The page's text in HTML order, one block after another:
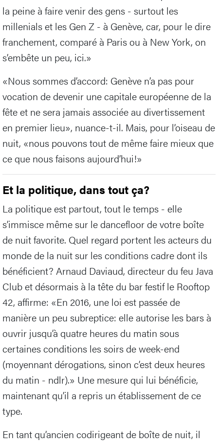
la peine à faire venir des gens - surtout les
millenials et les Gen Z - à Genève, car, pour le dire
franchement, comparé à Paris ou à New York, on
s’embête un peu, ici.»
«Nous sommes d’accord: Genève n’a pas pour
vocation de devenir une capitale européenne de la
fête et ne sera jamais associée au divertissement
en premier lieu», nuance-t-il. Mais, pour l’oiseau de
nuit, «nous pouvons tout de même faire mieux que
ce que nous faisons aujourd’hui!»
Et la politique, dans tout ça?
La politique est partout, tout le temps - elle
s’immisce même sur le dancefloor de votre boîte
de nuit favorite. Quel regard portent les acteurs du
monde de la nuit sur les conditions cadre dont ils
bénéficient? Arnaud Daviaud, directeur du feu Java
Club et désormais à la tête du bar festif le Rooftop
42, affirme: «En 2016, une loi est passée de
manière un peu subreptice: elle autorise les bars à
ouvrir jusqu’à quatre heures du matin sous
certaines conditions les soirs de week-end
(moyennant dérogations, sinon c’est deux heures
du matin - ndlr).» Une mesure qui lui bénéficie,
maintenant qu’il a repris un établissement de ce
type.
En tant qu’ancien codirigeant de boîte de nuit, il